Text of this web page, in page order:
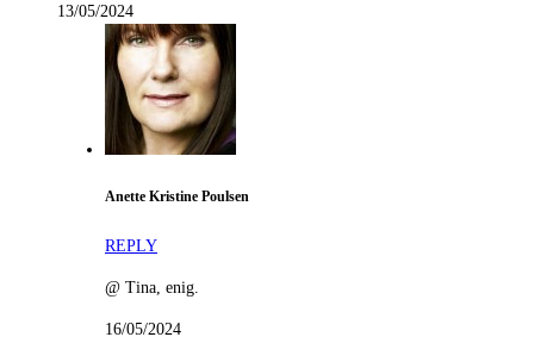
13/05/2024
Anette Kristine Poulsen
REPLY
@ Tina, enig.
16/05/2024